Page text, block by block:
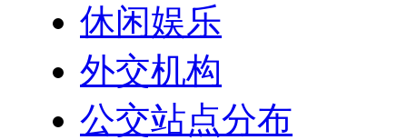
休闲娱乐
外交机构
公交站点分布